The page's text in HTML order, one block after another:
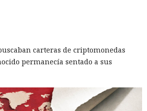
carteras de criptomonedas
permanecía sentado a sus